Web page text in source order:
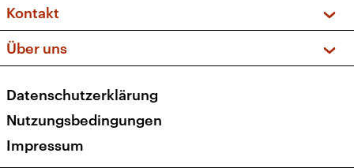
Kakadu – Das Kinderprogramm
FAQ
Apps
Newsletter
Kontakt
Social Media
Über uns
Presse
Karriere
Transparenz
Datenschutzerklärung
Nutzungsbedingungen
Impressum